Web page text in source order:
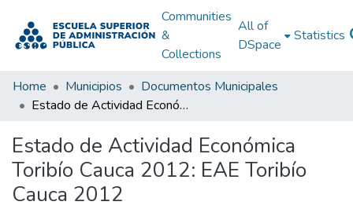
Communities
&
Collections
All of
DSpace
Statistics
Home Municipios
Documentos Municipales
Estado de Actividad Económica Toribío Cauca 2012: EAE Toribío Cauca 2012
Estado de Actividad Económica
Toribío Cauca 2012: EAE Toribío
Cauca 2012